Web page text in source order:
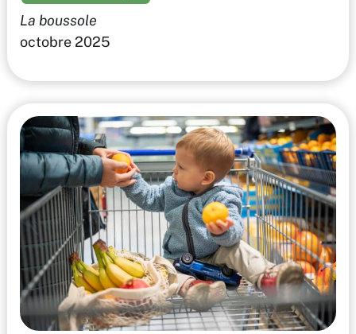
La boussole
octobre 2025